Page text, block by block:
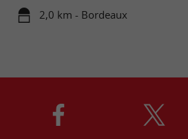
2,0 km - Bordeaux